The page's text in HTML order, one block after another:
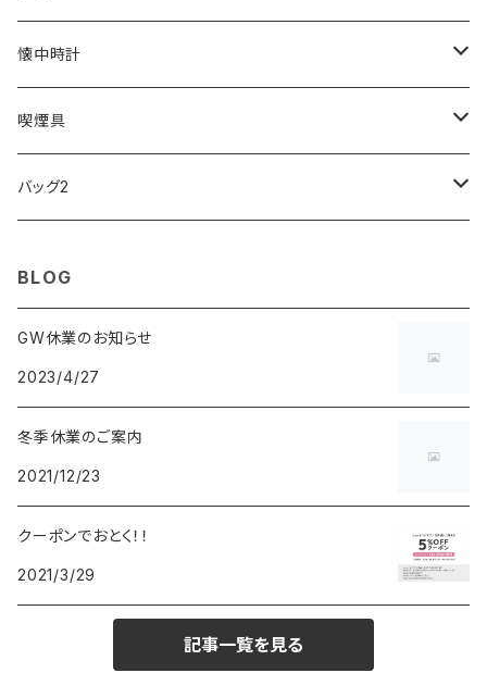
SKAGEN
FOOTBALL WATCHES
ARCA FUTURA
DISNEY
FOREVER
CLUSE
COACH
BVLGARI
VANQUISH
DUNHILL
BEAMZSQUARE
TOMMY HILFIGER
DANIEL WELLINGTON
SWAROVSKI
VIVIENNE WESTWOOD
MICHAEL KORS
MARC JACOBS
DIESEL
MONTBLANC
Fashion Accessory Cllection
ISLAND
ATLANTIC STARS
VIVIENNE WESTWOOD
POLO RALPH LAUREN
GULLWING
LESPORTSAC
PRADA
BROMPTON
HAMILTON
INCASE
MONDAINE
MAWA
その他
TANACOCORO
WOODEN
CASIO
CROSS
MONTBLANC
SWAROVSKI
SMYTHSON
CASIO
AMOS
OMMIX
COACH
CREATE
TORAY
OMRON
Micol
懐中時計
MONDAINE
喫煙具
ZIPPO
バッグ2
BLOG
GW休業のお知らせ
2023/4/27
冬季休業のご案内
2021/12/23
クーポンでおとく！！
2021/3/29
記事一覧を見る